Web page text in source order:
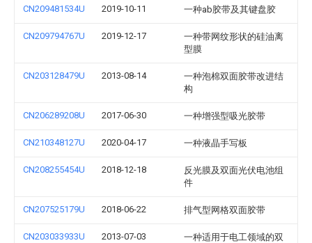
CN209481534U 2019-10-11 一种ab胶带及其键盘胶
CN209794767U 2019-12-17
一种带网纹形状的硅油离
型膜
CN203128479U 2013-08-14
一种泡棉双面胶带改进结
构
CN206289208U 2017-06-30 一种增强型吸光胶带
CN210348127U 2020-04-17 一种液晶手写板
CN208255454U 2018-12-18
反光膜及双面光伏电池组
件
CN207525179U 2018-06-22 排气型网格双面胶带
CN203033933U 2013-07-03
一种适用于电工领域的双